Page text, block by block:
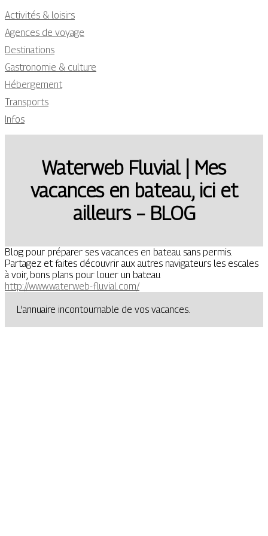
Activités & loisirs
Agences de voyage
Destinations
Gastronomie & culture
Hébergement
Transports
Infos
Waterweb Fluvial | Mes
vacances en bateau, ici et
ailleurs – BLOG
Blog pour préparer ses vacances en bateau sans permis.
Partagez et faites découvrir aux autres navigateurs les escales
à voir, bons plans pour louer un bateau
http://www.waterweb-fluvial.com/
L'annuaire incontournable de vos vacances.